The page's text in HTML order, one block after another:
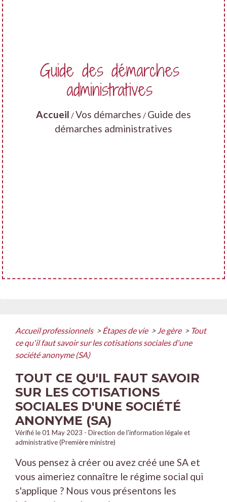
Guide des démarches
administratives
Accueil /Vos démarches / Guide des
démarches administratives
Accueil professionnels > Étapes de vie > Je gère > Tout
ce qu'il faut savoir sur les cotisations sociales d'une
société anonyme (SA)
TOUT CE QU'IL FAUT SAVOIR
SUR LES COTISATIONS
SOCIALES D'UNE SOCIÉTÉ
ANONYME (SA)
Vérifié le 01 May 2023 - Direction de l'information légale et
administrative (Première ministre)
Vous pensez à créer ou avez créé une SA et
vous aimeriez connaître le régime social qui
s'applique ? Nous vous présentons les